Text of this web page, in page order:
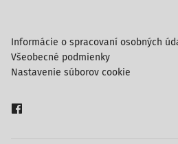
Informácie o spracovaní osobných
Všeobecné podmienky
Nastavenie súborov cookie